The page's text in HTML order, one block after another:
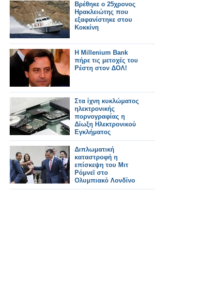
Βρέθηκε ο 25χρονος
Ηρακλειώτης που
εξαφανίστηκε στου
Κοκκίνη
H Millenium Bank
πήρε τις μετοχές του
Ρέστη στον ΔΟΛ!
Στα ίχνη κυκλώματος
ηλεκτρονικής
πορνογραφίας η
Δίωξη Ηλεκτρονικού
Εγκλήματος
Διπλωματική
καταστροφή η
επίσκεψη του Μιτ
Ρόμνεϊ στο
Ολυμπιακό Λονδίνο